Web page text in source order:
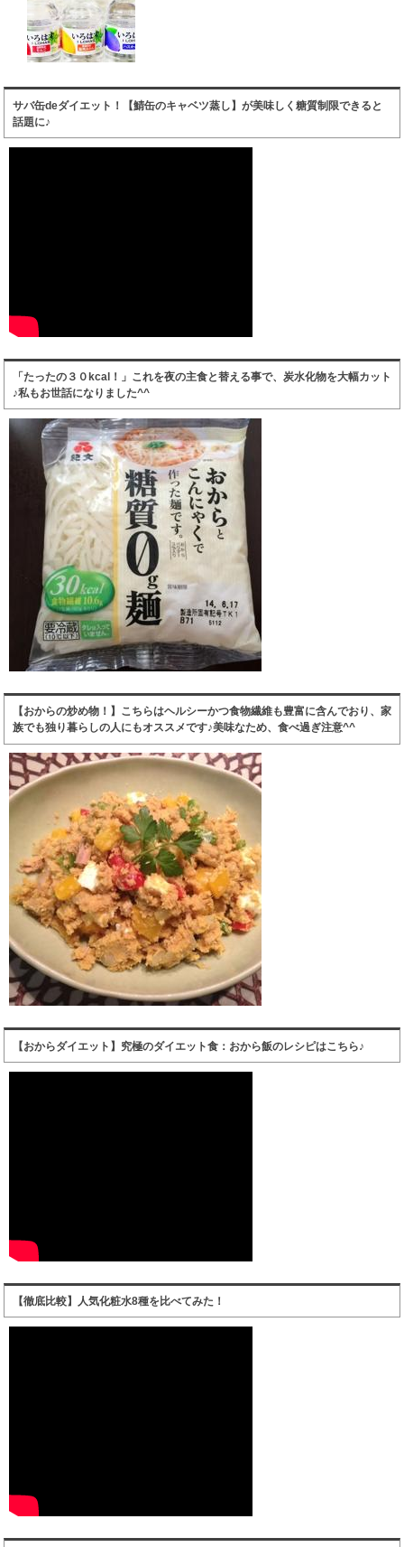
サバ缶deダイエット！【鯖缶のキャベツ蒸し】が美味しく糖質制限できると
話題に♪
「たったの３０kcal！」これを夜の主食と替える事で、炭水化物を大幅カット
♪私もお世話になりました^^
【おからの炒め物！】こちらはヘルシーかつ食物繊維も豊富に含んでおり、家
族でも独り暮らしの人にもオススメです♪美味なため、食べ過ぎ注意^^
【おからダイエット】究極のダイエット食：おから飯のレシピはこちら♪
【徹底比較】人気化粧水8種を比べてみた！